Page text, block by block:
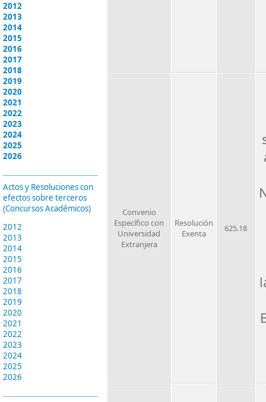
2012
2013
2014
2015
2016
2017
2018
2019
2020
2021
2022
2023
2024
2025
2026
Actos y Resoluciones con
efectos sobre terceros
(Concursos Académicos)
2012
2013
2014
2015
2016
2017
2018
2019
2020
2021
2022
2023
2024
2025
2026
Convenio
Específico con
Universidad
Extranjera
Resolución
Exenta
625.18